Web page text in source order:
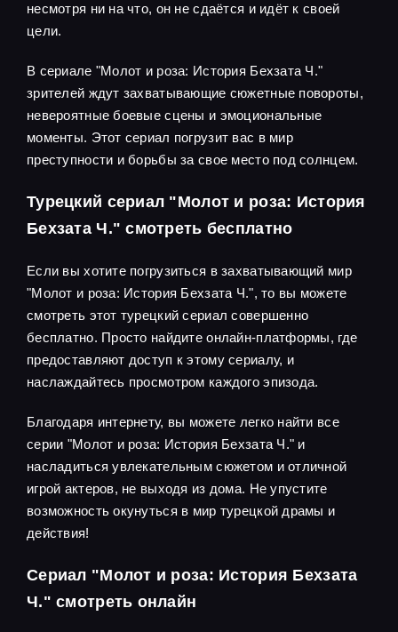
несмотря ни на что, он не сдаётся и идёт к своей
цели.
В сериале "Молот и роза: История Бехзата Ч."
зрителей ждут захватывающие сюжетные повороты,
невероятные боевые сцены и эмоциональные
моменты. Этот сериал погрузит вас в мир
преступности и борьбы за свое место под солнцем.
Турецкий сериал "Молот и роза: История
Бехзата Ч." смотреть бесплатно
Если вы хотите погрузиться в захватывающий мир
"Молот и роза: История Бехзата Ч.", то вы можете
смотреть этот турецкий сериал совершенно
бесплатно. Просто найдите онлайн-платформы, где
предоставляют доступ к этому сериалу, и
наслаждайтесь просмотром каждого эпизода.
Благодаря интернету, вы можете легко найти все
серии "Молот и роза: История Бехзата Ч." и
насладиться увлекательным сюжетом и отличной
игрой актеров, не выходя из дома. Не упустите
возможность окунуться в мир турецкой драмы и
действия!
Сериал "Молот и роза: История Бехзата
Ч." смотреть онлайн